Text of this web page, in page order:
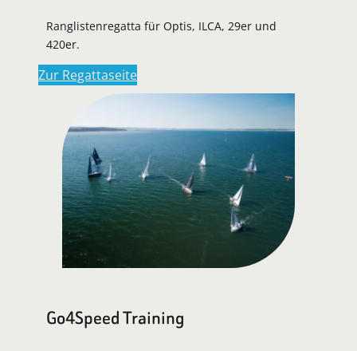
Ranglistenregatta für Optis, ILCA, 29er und
420er.
Zur Regattaseite
Go4Speed Training